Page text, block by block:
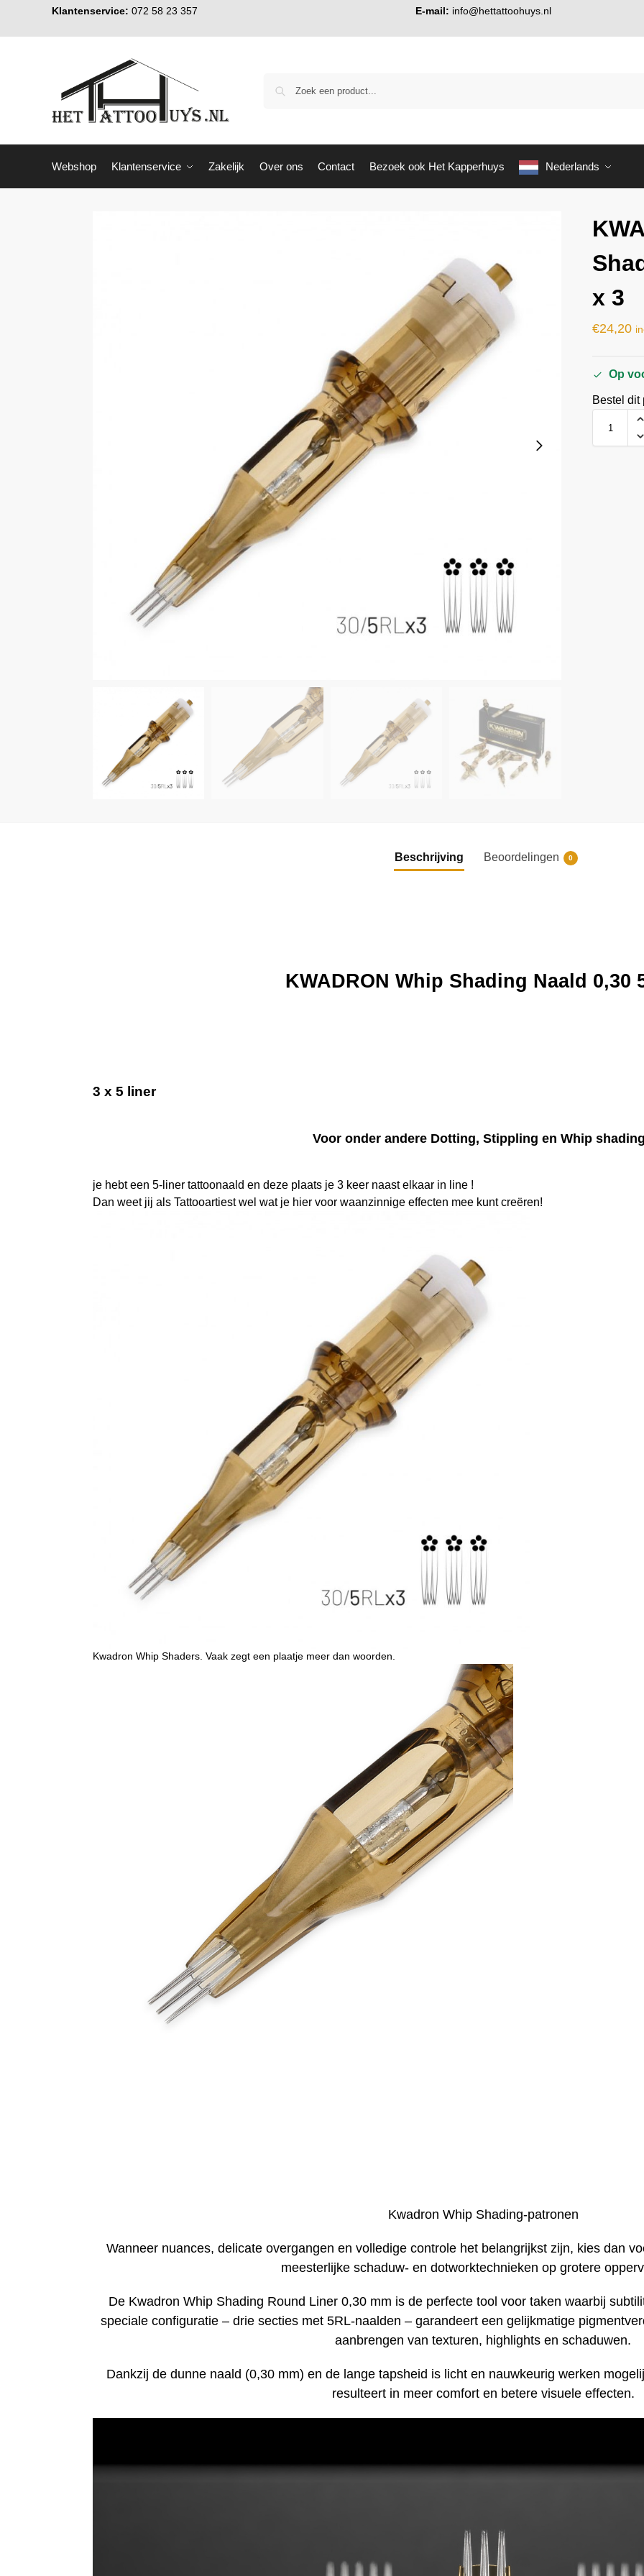
Klantenservice: 072 58 23 357 E-mail: info@hettattoohuys.nl
Webshop Klantenservice Zakelijk Over ons Contact Bezoek ook Het Kapperhuys Nederlands
x 3
€24,20
Op
Bestel dit
Beschrijving Beoordelingen 0
KWADRON Whip Shading Naald 0,30
3 x 5 liner
Voor onder andere Dotting, Stippling en Whip
je hebt een 5-liner tattoonaald en deze plaats je 3 keer naast elkaar in line !
Dan weet jij als Tattooartiest wel wat je hier voor waanzinnige effecten mee kunt creëren!
Kwadron Whip Shaders. Vaak zegt een plaatje meer dan woorden.
Kwadron Whip Shading-patronen
Wanneer nuances, delicate overgangen en volledige controle het belangrijkst zijn, kies dan
meesterlijke schaduw- en dotworktechnieken op grotere
De Kwadron Whip Shading Round Liner 0,30 mm is de perfecte tool voor taken waarbij
speciale configuratie – drie secties met 5RL-naalden – garandeert een gelijkmatige
aanbrengen van texturen, highlights en schaduwen.
Dankzij de dunne naald (0,30 mm) en de lange tapsheid is licht en nauwkeurig werken
resulteert in meer comfort en betere visuele effecten.